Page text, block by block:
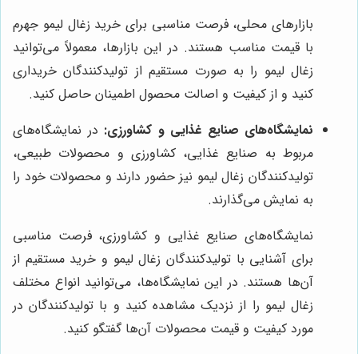
بازارهای محلی، فرصت مناسبی برای خرید زغال لیمو جهرم
با قیمت مناسب هستند. در این بازارها، معمولاً می‌توانید
زغال لیمو را به صورت مستقیم از تولیدکنندگان خریداری
کنید و از کیفیت و اصالت محصول اطمینان حاصل کنید.
نمایشگاه‌های صنایع غذایی و کشاورزی: در نمایشگاه‌های
مربوط به صنایع غذایی، کشاورزی و محصولات طبیعی،
تولیدکنندگان زغال لیمو نیز حضور دارند و محصولات خود را
به نمایش می‌گذارند.
نمایشگاه‌های صنایع غذایی و کشاورزی، فرصت مناسبی
برای آشنایی با تولیدکنندگان زغال لیمو و خرید مستقیم از
آن‌ها هستند. در این نمایشگاه‌ها، می‌توانید انواع مختلف
زغال لیمو را از نزدیک مشاهده کنید و با تولیدکنندگان در
مورد کیفیت و قیمت محصولات آن‌ها گفتگو کنید.